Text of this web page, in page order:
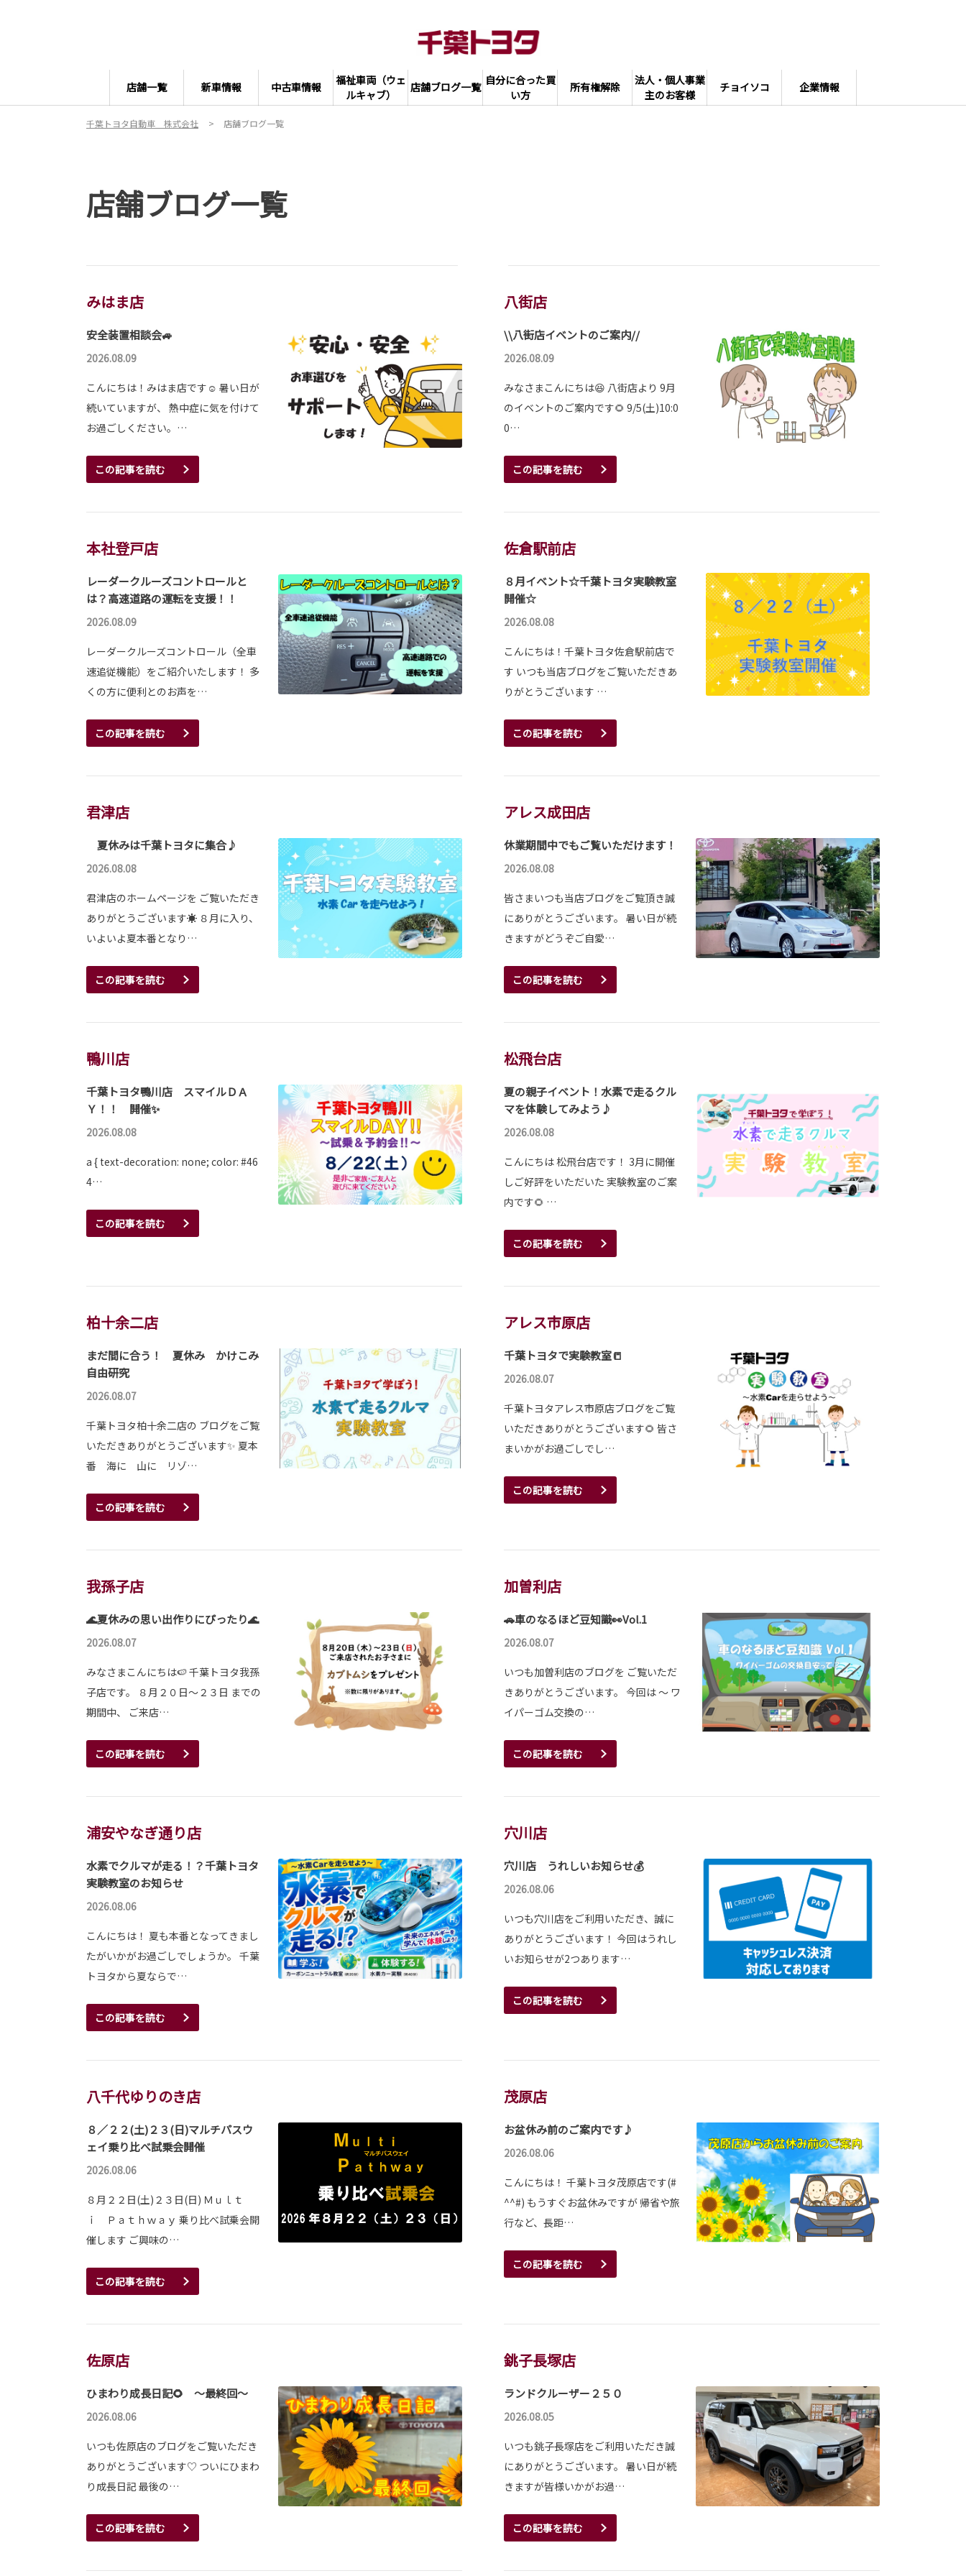
店舗一覧 新車情報 中古車情報
福祉車両（ウェ
ルキャブ）
店舗ブログ一覧 自分に合った買
い方
所有権解除
法人・個人事業
主のお客様
チョイソコ 企業情報
千葉トヨタ自動車 株式会社 店舗ブログ一覧
店舗ブログ一覧
みはま店
安全装置相談会🚙
2026.08.09
こんにちは！みはま店です☺ 暑い日が
続いていますが、 熱中症に気を付けて
お過ごしください。…
この記事を読む
八街店
\\八街店イベントのご案内//
2026.08.09
みなさまこんにちは😆 八街店より 9月
のイベントのご案内です🌻 9/5(土)10:0
0…
この記事を読む
本社登戸店
レーダークルーズコントロールと
は？高速道路の運転を支援！！
2026.08.09
レーダークルーズコントロール（全車
速追従機能）をご紹介いたします！ 多
くの方に便利とのお声を…
この記事を読む
佐倉駅前店
８月イベント☆千葉トヨタ実験教室
開催☆
2026.08.08
こんにちは！千葉トヨタ佐倉駅前店で
す いつも当店ブログをご覧いただきあ
りがとうございます …
この記事を読む
君津店
夏休みは千葉トヨタに集合♪
2026.08.08
君津店のホームページを ご覧いただき
ありがとうございます☀ ８月に入り、
いよいよ夏本番となり…
この記事を読む
アレス成田店
休業期間中でもご覧いただけます！
2026.08.08
皆さまいつも当店ブログをご覧頂き誠
にありがとうございます。 暑い日が続
きますがどうぞご自愛…
この記事を読む
鴨川店
千葉トヨタ鴨川店 スマイルＤＡ
Ｙ！！ 開催✨
2026.08.08
a { text-decoration: none; color: #46
4…
この記事を読む
松飛台店
夏の親子イベント！水素で走るクル
マを体験してみよう♪
2026.08.08
こんにちは 松飛台店です！ 3月に開催
しご好評をいただいた 実験教室のご案
内です🌻 …
この記事を読む
柏十余二店
まだ間に合う！ 夏休み かけこみ
自由研究
2026.08.07
千葉トヨタ柏十余二店の ブログをご覧
いただきありがとうございます✨ 夏本
番 海に 山に リゾ…
この記事を読む
アレス市原店
千葉トヨタで実験教室📒
2026.08.07
千葉トヨタアレス市原店ブログをご覧
いただきありがとうございます🌻 皆さ
まいかがお過ごしでし…
この記事を読む
我孫子店
🌊夏休みの思い出作りにぴったり🌊
2026.08.07
みなさまこんにちは🍉 千葉トヨタ我孫
子店です。 ８月２０日～２３日 までの
期間中、 ご来店…
この記事を読む
加曽利店
🚗車のなるほど豆知識👀Vol.1
2026.08.07
いつも加曽利店のブログを ご覧いただ
きありがとうございます。 今回は ～ ワ
イパーゴム交換の…
この記事を読む
浦安やなぎ通り店
水素でクルマが走る！？千葉トヨタ
実験教室のお知らせ
2026.08.06
こんにちは！ 夏も本番となってきまし
たがいかがお過ごしでしょうか。 千葉
トヨタから夏ならで…
この記事を読む
穴川店
穴川店 うれしいお知らせ💰
2026.08.06
いつも穴川店をご利用いただき、誠に
ありがとうございます！ 今回はうれし
いお知らせが2つあります…
この記事を読む
八千代ゆりのき店
８／２２(土)２３(日)マルチパスウ
ェイ乗り比べ試乗会開催
2026.08.06
８月２２日(土)２３日(日) Ｍｕｌｔ
ｉ Ｐａｔｈｗａｙ 乗り比べ試乗会開
催します ご興味の…
この記事を読む
茂原店
お盆休み前のご案内です♪
2026.08.06
こんにちは！ 千葉トヨタ茂原店です(#
^^#) もうすぐお盆休みですが 帰省や旅
行など、長距…
この記事を読む
佐原店
ひまわり成長日記🌻 ～最終回～
2026.08.06
いつも佐原店のブログをご覧いただき
ありがとうございます♡ ついにひまわ
り成長日記 最後の…
この記事を読む
銚子長塚店
ランドクルーザー２５０
2026.08.05
いつも銚子長塚店をご利用いただき誠
にありがとうございます。 暑い日が続
きますが皆様いかがお過…
この記事を読む